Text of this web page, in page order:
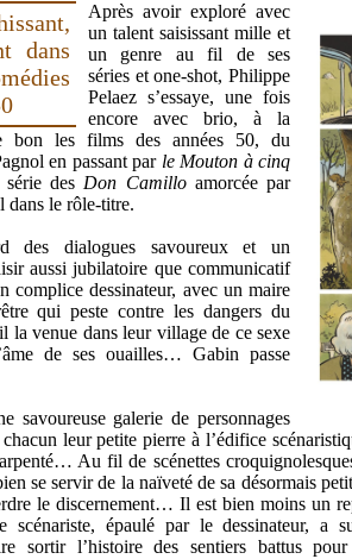
dans
Après avoir exploré avec
un talent saisissant mille et
un genre au fil de ses
séries et one-shot, Philippe
Pelaez s’essaye, une fois
encore avec brio, à la
bon les films des années 50, du
en passant par le Mouton à cinq
des Don Camilloamorcée par
dans le rôle-titre.
des dialogues savoureux et un
aussi jubilatoire que communicatif
complice dessinateur, avec un maire
qui peste contre les dangers du
la venue dans leur village de ce sexe
de ses ouailles… Gabin passe
savoureuse galerie de personnages
leur petite pierre à l’édifice
Au fil de scénettes
se servir de la naïveté de sa désormais
le discernement… Il est bien moins un
épaulé par le dessinateur, a
sortir l’histoire des sentiers battus